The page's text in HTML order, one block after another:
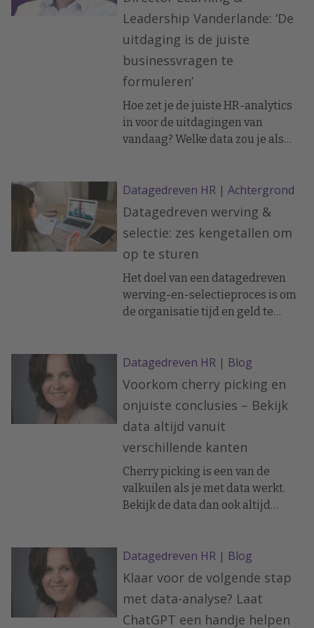
van op de beschikbare data.
Leadership Vanderlande: ‘De
uitdaging is de juiste
businessvragen te
formuleren’
Hoe zet je de juiste HR-analytics
in voor de uitdagingen van
vandaag? Welke data zou je als
te onderbouwen? En processen te
monitoren? Hoe wil je HR-data,
HR-analytics en HR-systemen
inzetten? En hoe stippel je daarin
je koers uit?
Datagedreven HR | Achtergrond
Datagedreven werving &
selectie: zes kengetallen om
op te sturen
Het doel van een datagedreven
werving-en-selectieproces is om
de organisatie tijd en geld te
Een goede eerste stap is het
meten van en sturen op de
kengetallen die de effectiviteit en
de efficiëntie van het proces in
beeld brengen. We noemen er
hier zes.
Datagedreven HR | Blog
Voorkom cherry picking en
onjuiste conclusies – Bekijk
data altijd vanuit
verschillende kanten
Cherry picking is een van de
valkuilen als je met data werkt.
Bekijk de data dan ook altijd
ook aan het gebruik van een
selectie uit de data. Zorg dat altijd
duidelijk is welke selectie je hebt
gebruikt. En stem van tevoren af
wanneer het resultaat goed of
Datagedreven HR | Blog
Klaar voor de volgende stap
met data-analyse? Laat
ChatGPT een handje helpen